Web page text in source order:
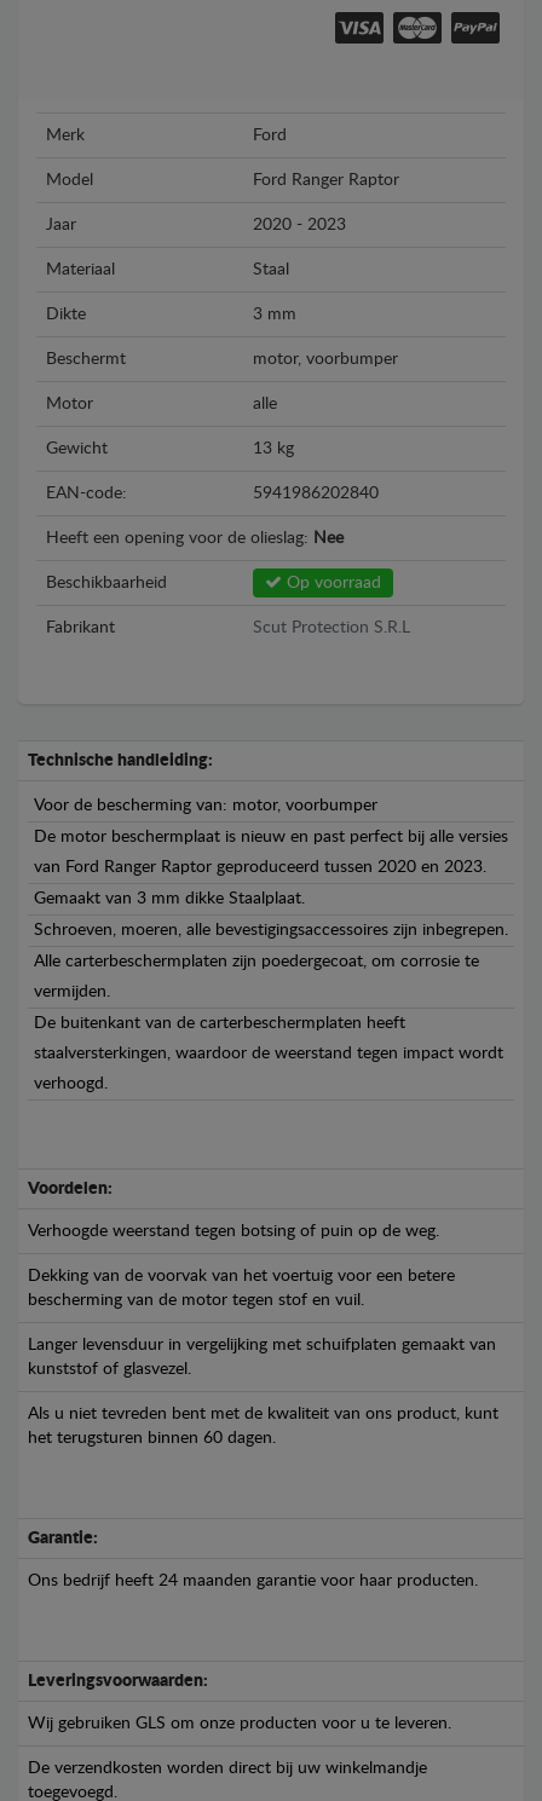
Merk Ford
Model Ford Ranger Raptor
Jaar 2020 - 2023
Materiaal Staal
Dikte 3 mm
Beschermt motor, voorbumper
Motor alle
Gewicht 13 kg
EAN-code: 5941986202840
Heeft een opening voor de olieslag: Nee
Beschikbaarheid Op voorraad
Fabrikant Scut Protection S.R.L
Technische handleiding:
Voor de bescherming van: motor, voorbumper
De motor beschermplaat is nieuw en past perfect bij alle versies
van Ford Ranger Raptor geproduceerd tussen 2020 en 2023.
Gemaakt van 3 mm dikke Staalplaat.
Schroeven, moeren, alle bevestigingsaccessoires zijn inbegrepen.
Alle carterbeschermplaten zijn poedergecoat, om corrosie te
vermijden.
De buitenkant van de carterbeschermplaten heeft
staalversterkingen, waardoor de weerstand tegen impact wordt
verhoogd.
Voordelen:
Verhoogde weerstand tegen botsing of puin op de weg.
Dekking van de voorvak van het voertuig voor een betere
bescherming van de motor tegen stof en vuil.
Langer levensduur in vergelijking met schuifplaten gemaakt van
kunststof of glasvezel.
Als u niet tevreden bent met de kwaliteit van ons product, kunt
het terugsturen binnen 60 dagen.
Garantie:
Ons bedrijf heeft 24 maanden garantie voor haar producten.
Leveringsvoorwaarden:
Wij gebruiken GLS om onze producten voor u te leveren.
De verzendkosten worden direct bij uw winkelmandje
toegevoegd.